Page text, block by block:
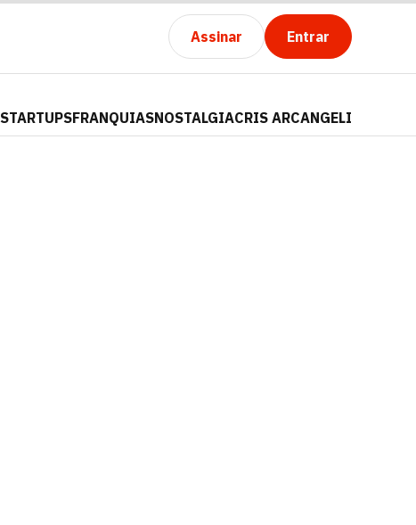
Assinar Entrar
STARTUPSFRANQUIASNOSTALGIACRIS ARCANGELI